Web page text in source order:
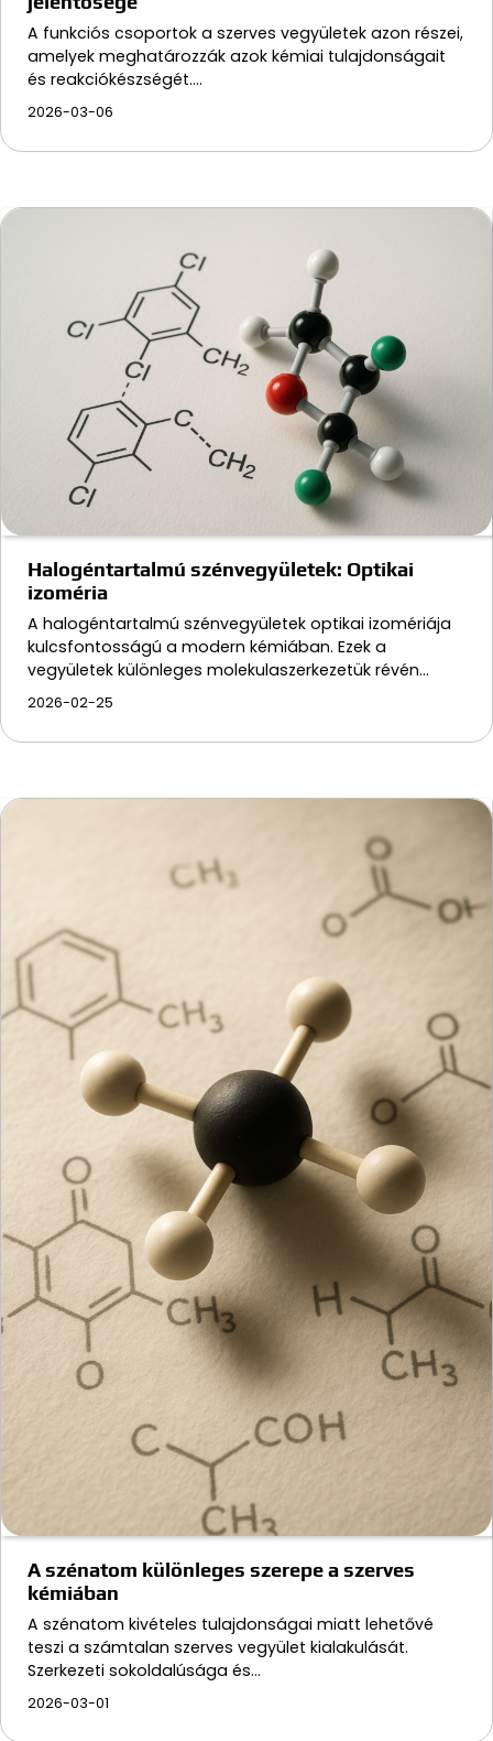
A funkciós csoportok a szerves vegyületek azon részei,
amelyek meghatározzák azok kémiai tulajdonságait
és reakciókészségét.…
2026-03-06
Halogéntartalmú szénvegyületek: Optikai
izoméria
A halogéntartalmú szénvegyületek optikai izomériája
kulcsfontosságú a modern kémiában. Ezek a
vegyületek különleges molekulaszerkezetük révén…
2026-02-25
A szénatom különleges szerepe a szerves
kémiában
A szénatom kivételes tulajdonságai miatt lehetővé
teszi a számtalan szerves vegyület kialakulását.
Szerkezeti sokoldalúsága és…
2026-03-01